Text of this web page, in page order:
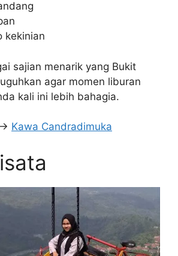
kekinian
sajian menarik yang Bukit
agar momen liburan
kali ini lebih bahagia.
Kawa Candradimuka